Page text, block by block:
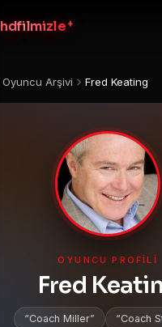
hdfilmizle +
Oyuncu Arşivi Fred Keating
OYUNCU PROFILI
Fred
Coach Miller Coach